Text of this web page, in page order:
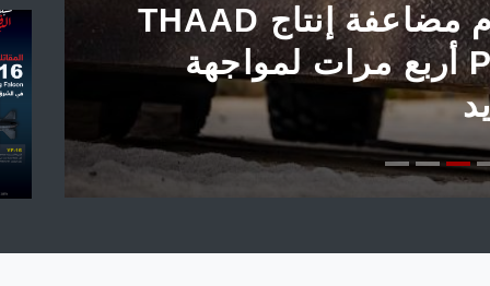
يستبدل
WHATSAPP بتطبيق WECHAT الصيني